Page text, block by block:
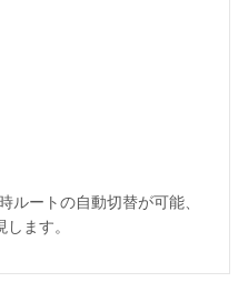
ルートの自動切替が可能、
ます。